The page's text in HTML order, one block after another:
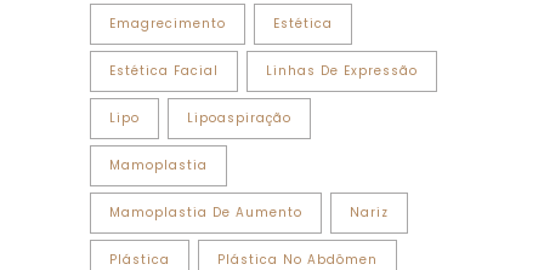
Emagrecimento Estética
Estética Facial Linhas De Expressão
Lipo Lipoaspiração
Mamoplastia
Mamoplastia De Aumento Nariz
Plástica Plástica No Abdômen